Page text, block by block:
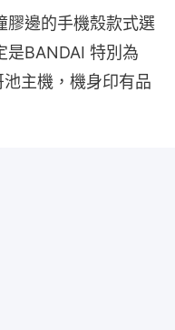
膠邊的手機殼款式選
是BANDAI 特別為
主機，機身印有品